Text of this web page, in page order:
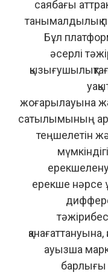
саябағы
танымалдылық
Бұл
әсерлі
жоғарылауына
сатылымының
теңшелетін
ерекше нәрсе
ауызша
барлығы